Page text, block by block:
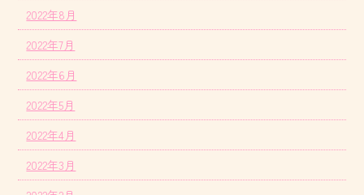
2022年8月
2022年7月
2022年6月
2022年5月
2022年4月
2022年3月